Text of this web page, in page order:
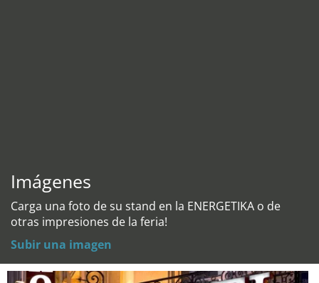
Imágenes
Carga una foto de su stand en la ENERGETIKA o de
otras impresiones de la feria!
Subir una imagen